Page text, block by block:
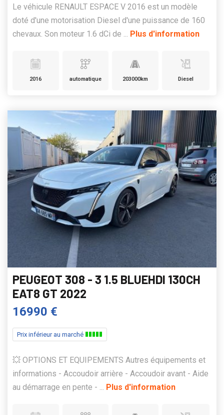
Le véhicule RENAULT ESPACE V 2016 est un modèle
doté d'une motorisation Diesel d'une puissance de 160
chevaux. Son moteur 1.6 dCi de ... Plus d'information
2016 automatique 203000km Diesel
PEUGEOT 308 - 3 1.5 BLUEHDI 130CH
EAT8 GT 2022
16990 €
Prix inférieur au marché
💥 OPTIONS ET EQUIPEMENTS Autres équipements et
informations - Accoudoir arrière - Accoudoir avant - Aide
au démarrage en pente - ... Plus d'information